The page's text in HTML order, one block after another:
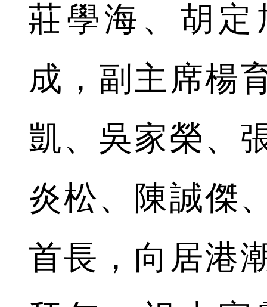
莊學海、胡
成，副主席楊
凱、吳家榮、
炎松、陳誠傑
首長，向居港